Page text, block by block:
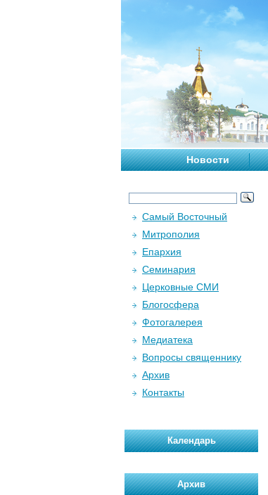
Новости
Самый Восточный
Митрополия
Епархия
Семинария
Церковные СМИ
Блогосфера
Фотогалерея
Медиатека
Вопросы священнику
Архив
Контакты
Календарь
Архив